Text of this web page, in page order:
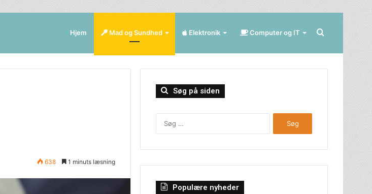
Hjem Mad og Sundhed Elektronik Computer og IT Søg
efter
638 1 minuts læsning
Søg på siden
Populære nyheder